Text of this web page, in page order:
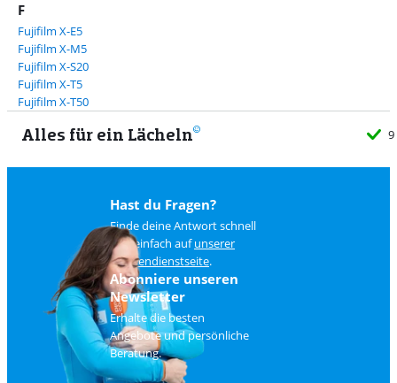
F
Fujifilm X-E5
Fujifilm X-M5
Fujifilm X-S20
Fujifilm X-T5
Fujifilm X-T50
Alles für ein Lächeln 9
Hast du Fragen?
Finde deine Antwort schnell
und einfach aufunserer
Kundendienstseite.
Abonniere unseren
Newsletter
Erhalte die besten
Angebote und persönliche
Beratung.